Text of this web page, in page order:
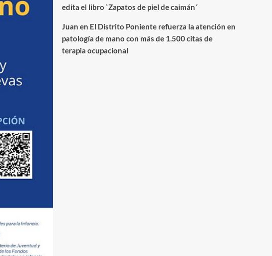
edita el libro `Zapatos de piel de caimán´
Juan en El Distrito Poniente refuerza la atención en
patología de mano con más de 1.500 citas de
terapia ocupacional